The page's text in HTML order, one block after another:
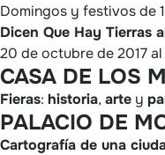
Domingos y festivos de
Dicen Que Hay Tierras
20 de octubre de 2017
CASA DE LOS
Fieras: historia, arte y
PALACIO DE
Cartografía de una